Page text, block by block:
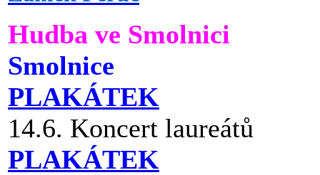
Hudba ve Smolnici
Smolnice
PLAKÁTEK
14.6. Koncert laureátů
PLAKÁTEK